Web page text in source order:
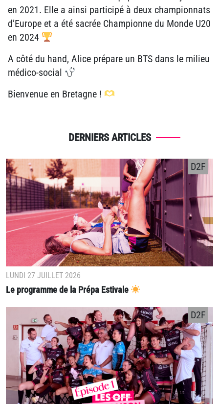
en 2021. Elle a ainsi participé à deux championnats
d’Europe et a été sacrée Championne du Monde U20
en 2024
A côté du hand, Alice prépare un BTS dans le milieu
médico-social
Bienvenue en Bretagne !
DERNIERS ARTICLES
LUNDI 27 JUILLET 2026
Le programme de la Prépa Estivale
D2F
D2F